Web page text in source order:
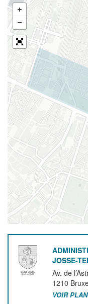
JOSSE-
Av. de
1210
VOIR PLAN